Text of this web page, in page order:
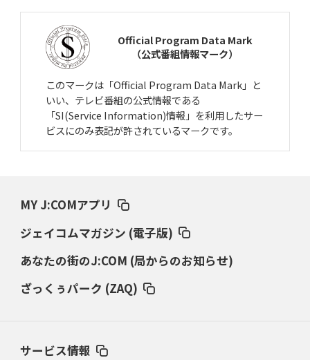
Official Program Data Mark
（公式番組情報マーク）
このマークは「Official Program Data Mark」と
いい、テレビ番組の公式情報である
「SI(Service Information)情報」を利用したサー
ビスにのみ表記が許されているマークです。
MY J:COMアプリ
ジェイコムマガジン (電子版)
あなたの街のJ:COM (局からのお知らせ)
ざっくぅパーク (ZAQ)
サービス情報